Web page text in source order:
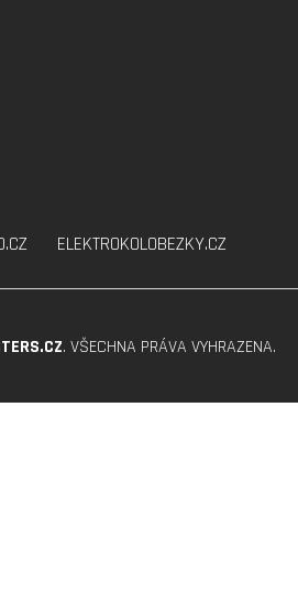
ELEKTROKOLOBEZKY.CZ
. VŠECHNA PRÁVA VYHRAZENA.